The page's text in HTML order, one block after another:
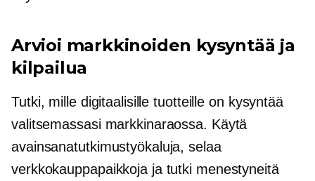
Arvioi markkinoiden kysyntää ja
kilpailua
Tutki, mille digitaalisille tuotteille on kysyntää
valitsemassasi markkinaraossa. Käytä
avainsanatutkimustyökaluja, selaa
verkkokauppapaikkoja ja tutki menestyneitä